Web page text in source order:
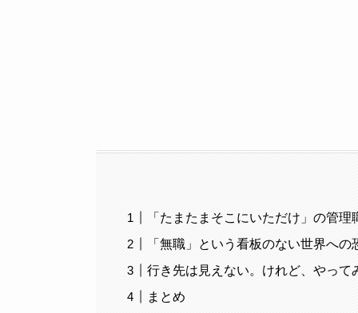
「たまたまそこにいただけ」の管理
「無職」という看板のない世界への
行き先は見えない。けれど、やって
まとめ